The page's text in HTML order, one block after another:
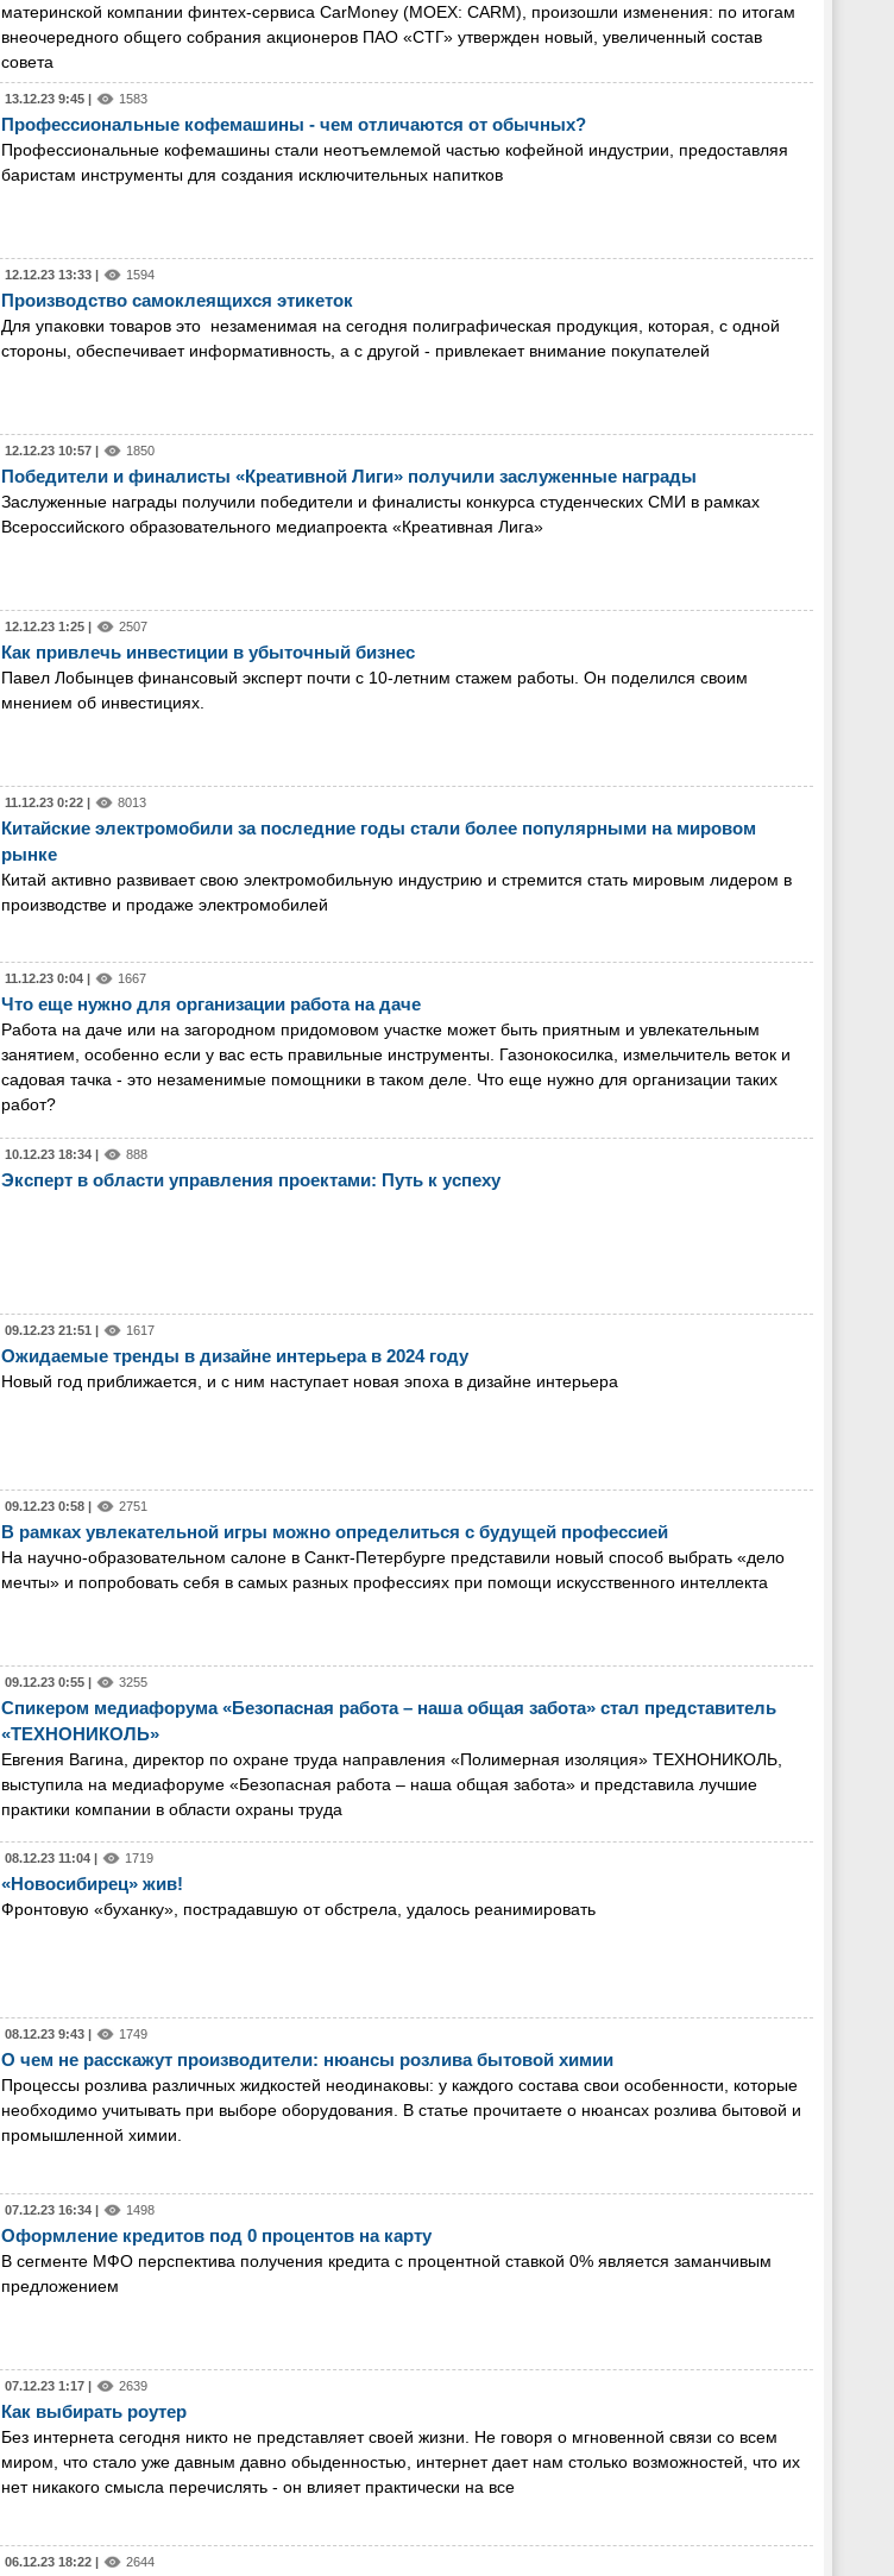
материнской компании финтех-сервиса CarMoney (MOEX: CARM), произошли изменения: по итогам
внеочередного общего собрания акционеров ПАО «СТГ» утвержден новый, увеличенный состав
совета
13.12.23 9:45 | 1583
Профессиональные кофемашины - чем отличаются от обычных?
Профессиональные кофемашины стали неотъемлемой частью кофейной индустрии, предоставляя
баристам инструменты для создания исключительных напитков
12.12.23 13:33 | 1594
Производство самоклеящихся этикеток
Для упаковки товаров это незаменимая на сегодня полиграфическая продукция, которая, с одной
стороны, обеспечивает информативность, а с другой - привлекает внимание покупателей
12.12.23 10:57 | 1850
Победители и финалисты «Креативной Лиги» получили заслуженные награды
Заслуженные награды получили победители и финалисты конкурса студенческих СМИ в рамках
Всероссийского образовательного медиапроекта «Креативная Лига»
12.12.23 1:25 | 2507
Как привлечь инвестиции в убыточный бизнес
Павел Лобынцев финансовый эксперт почти с 10-летним стажем работы. Он поделился своим
мнением об инвестициях.
11.12.23 0:22 | 8013
Китайские электромобили за последние годы стали более популярными на мировом
рынке
Китай активно развивает свою электромобильную индустрию и стремится стать мировым лидером в
производстве и продаже электромобилей
11.12.23 0:04 | 1667
Что еще нужно для организации работа на даче
Работа на даче или на загородном придомовом участке может быть приятным и увлекательным
занятием, особенно если у вас есть правильные инструменты. Газонокосилка, измельчитель веток и
садовая тачка - это незаменимые помощники в таком деле. Что еще нужно для организации таких
работ?
10.12.23 18:34 | 888
Эксперт в области управления проектами: Путь к успеху
09.12.23 21:51 | 1617
Ожидаемые тренды в дизайне интерьера в 2024 году
Новый год приближается, и с ним наступает новая эпоха в дизайне интерьера
09.12.23 0:58 | 2751
В рамках увлекательной игры можно определиться с будущей профессией
На научно-образовательном салоне в Санкт-Петербурге представили новый способ выбрать «дело
мечты» и попробовать себя в самых разных профессиях при помощи искусственного интеллекта
09.12.23 0:55 | 3255
Спикером медиафорума «Безопасная работа – наша общая забота» стал представитель
«ТЕХНОНИКОЛЬ»
Евгения Вагина, директор по охране труда направления «Полимерная изоляция» ТЕХНОНИКОЛЬ,
выступила на медиафоруме «Безопасная работа – наша общая забота» и представила лучшие
практики компании в области охраны труда
08.12.23 11:04 | 1719
«Новосибирец» жив!
Фронтовую «буханку», пострадавшую от обстрела, удалось реанимировать
08.12.23 9:43 | 1749
О чем не расскажут производители: нюансы розлива бытовой химии
Процессы розлива различных жидкостей неодинаковы: у каждого состава свои особенности, которые
необходимо учитывать при выборе оборудования. В статье прочитаете о нюансах розлива бытовой и
промышленной химии.
07.12.23 16:34 | 1498
Оформление кредитов под 0 процентов на карту
В сегменте МФО перспектива получения кредита с процентной ставкой 0% является заманчивым
предложением
07.12.23 1:17 | 2639
Как выбирать роутер
Без интернета сегодня никто не представляет своей жизни. Не говоря о мгновенной связи со всем
миром, что стало уже давным давно обыденностью, интернет дает нам столько возможностей, что их
нет никакого смысла перечислять - он влияет практически на все
06.12.23 18:22 | 2644